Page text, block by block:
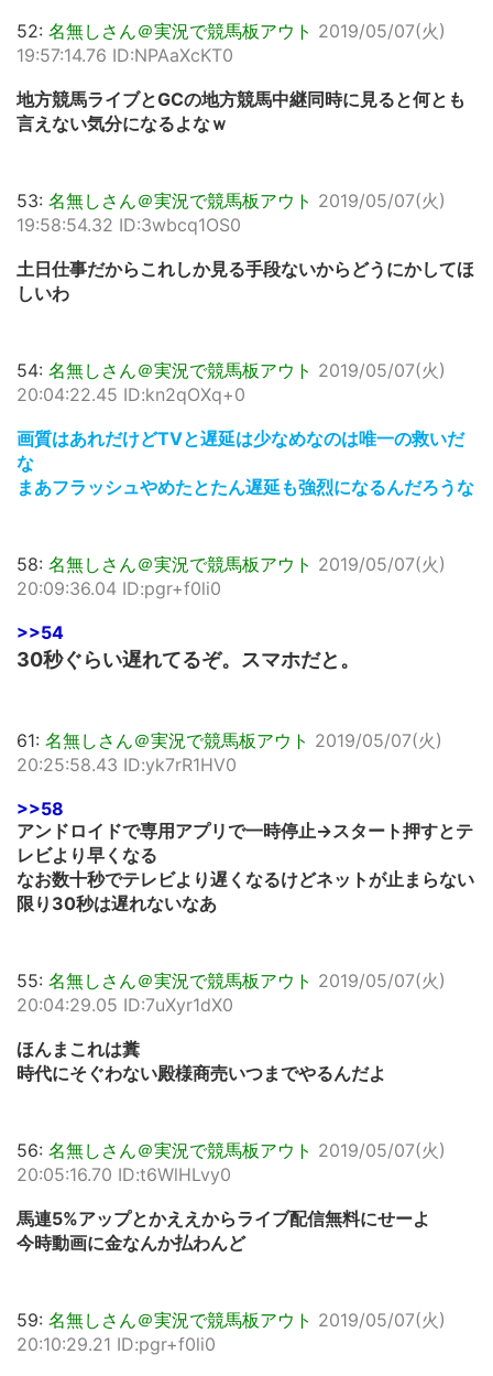
52: 名無しさん＠実況で競馬板アウト 2019/05/07(火)
19:57:14.76 ID:NPAaXcKT0
地方競馬ライブとGCの地方競馬中継同時に見ると何とも
言えない気分になるよなｗ
53: 名無しさん＠実況で競馬板アウト 2019/05/07(火)
19:58:54.32 ID:3wbcq1OS0
土日仕事だからこれしか見る手段ないからどうにかしてほ
しいわ
54: 名無しさん＠実況で競馬板アウト 2019/05/07(火)
20:04:22.45 ID:kn2qOXq+0
画質はあれだけどTVと遅延は少なめなのは唯一の救いだ
な
まあフラッシュやめたとたん遅延も強烈になるんだろうな
58: 名無しさん＠実況で競馬板アウト 2019/05/07(火)
20:09:36.04 ID:pgr+f0li0
>>54
30秒ぐらい遅れてるぞ。スマホだと。
61: 名無しさん＠実況で競馬板アウト 2019/05/07(火)
20:25:58.43 ID:yk7rR1HV0
>>58
アンドロイドで専用アプリで一時停止→スタート押すとテ
レビより早くなる
なお数十秒でテレビより遅くなるけどネットが止まらない
限り30秒は遅れないなあ
55: 名無しさん＠実況で競馬板アウト 2019/05/07(火)
20:04:29.05 ID:7uXyr1dX0
ほんまこれは糞
時代にそぐわない殿様商売いつまでやるんだよ
56: 名無しさん＠実況で競馬板アウト 2019/05/07(火)
20:05:16.70 ID:t6WlHLvy0
馬連5%アップとかええからライブ配信無料にせーよ
今時動画に金なんか払わんど
59: 名無しさん＠実況で競馬板アウト 2019/05/07(火)
20:10:29.21 ID:pgr+f0li0